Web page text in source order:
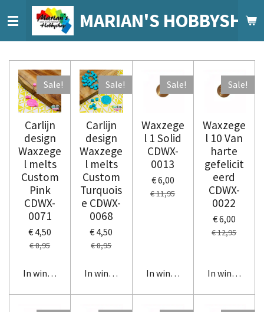
direct
naar
hoofdinhoud
MARIAN'S
Sale!
Carlijn
design
Waxzege
l melts
Custom
Pink
CDWX-
0071
€ 4,50
€ 8,95
In winkelwagen
Sale!
Carlijn
design
Waxzege
l melts
Custom
Turquois
e CDWX-
0068
€ 4,50
€ 8,95
In winkelwagen
Sale!
Waxzege
l 1 Solid
CDWX-
0013
€ 6,00
€ 11,95
In winkelwagen
Sale!
Waxzege
l 10 Van
harte
gefelicit
eerd
CDWX-
0022
€ 6,00
€ 12,95
In